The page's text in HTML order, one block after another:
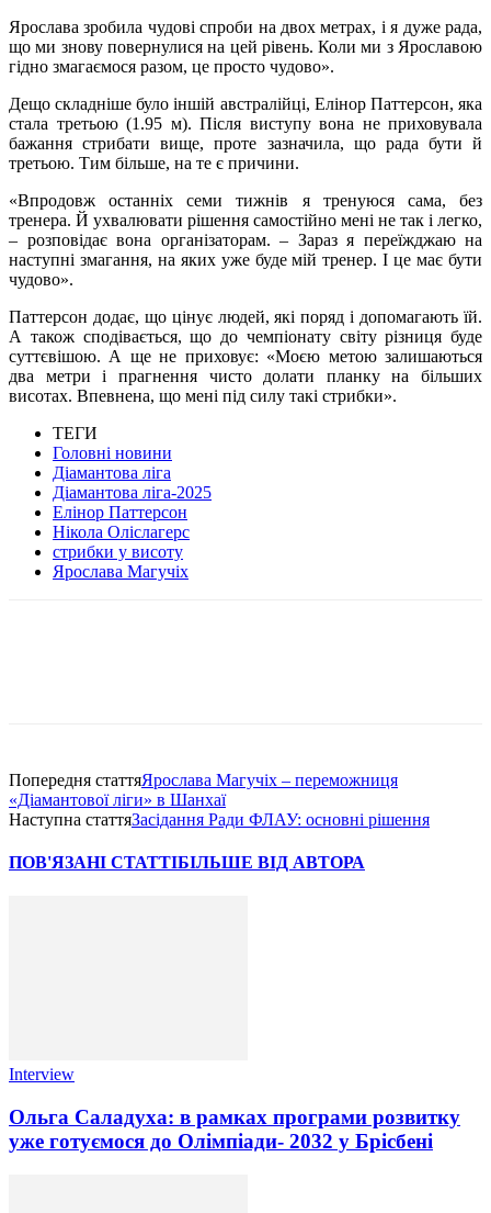
Ярослава зробила чудові спроби на двох метрах, і я дуже рада,
що ми знову повернулися на цей рівень. Коли ми з Ярославою
гідно змагаємося разом, це просто чудово».
Дещо складніше було іншій австралійці, Елінор Паттерсон, яка
стала третьою (1.95 м). Після виступу вона не приховувала
бажання стрибати вище, проте зазначила, що рада бути й
третьою. Тим більше, на те є причини.
«Впродовж останніх семи тижнів я тренуюся сама, без
тренера. Й ухвалювати рішення самостійно мені не так і легко,
– розповідає вона організаторам. – Зараз я переїжджаю на
наступні змагання, на яких уже буде мій тренер. І це має бути
чудово».
Паттерсон додає, що цінує людей, які поряд і допомагають їй.
А також сподівається, що до чемпіонату світу різниця буде
суттєвішою. А ще не приховує: «Моєю метою залишаються
два метри і прагнення чисто долати планку на більших
висотах. Впевнена, що мені під силу такі стрибки».
ТЕГИ
Головні новини
Діамантова ліга
Діамантова ліга-2025
Елінор Паттерсон
Нікола Оліслагерс
стрибки у висоту
Ярослава Магучіх
Попередня статтяЯрослава Магучіх – переможниця
«Діамантової ліги» в Шанхаї
Наступна статтяЗасідання Ради ФЛАУ: основні рішення
ПОВ'ЯЗАНІ СТАТТІБІЛЬШЕ ВІД АВТОРА
Interview
Ольга Саладуха: в рамках програми розвитку
уже готуємося до Олімпіади- 2032 у Брісбені